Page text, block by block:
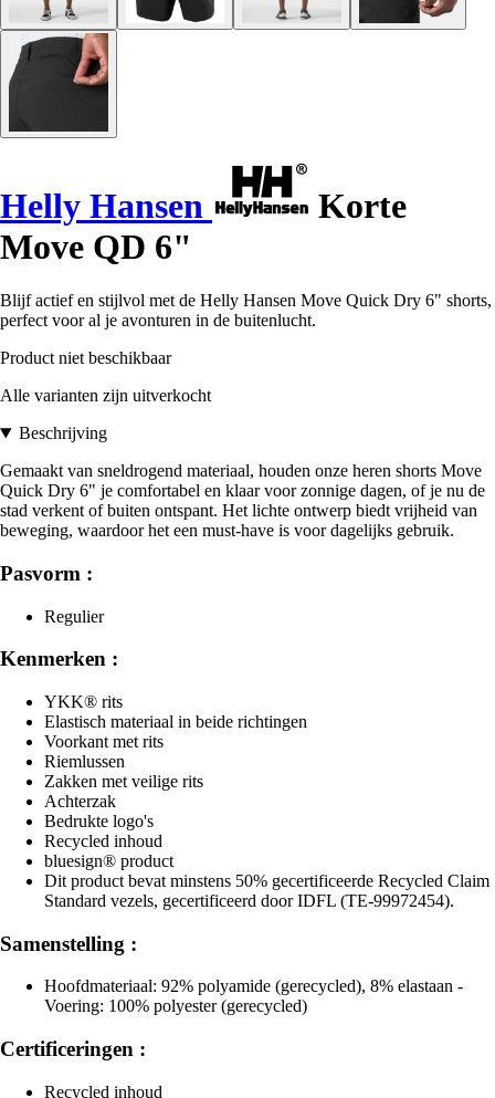
Helly Hansen
Korte
Move QD 6"
Blijf actief en stijlvol met de Helly Hansen Move Quick Dry 6" shorts,
perfect voor al je avonturen in de buitenlucht.
Product niet beschikbaar
Alle varianten zijn uitverkocht
Beschrijving
Gemaakt van sneldrogend materiaal, houden onze heren shorts Move
Quick Dry 6" je comfortabel en klaar voor zonnige dagen, of je nu de
stad verkent of buiten ontspant. Het lichte ontwerp biedt vrijheid van
beweging, waardoor het een must-have is voor dagelijks gebruik.
Pasvorm :
Regulier
Kenmerken :
YKK® rits
Elastisch materiaal in beide richtingen
Voorkant met rits
Riemlussen
Zakken met veilige rits
Achterzak
Bedrukte logo's
Recycled inhoud
bluesign® product
Dit product bevat minstens 50% gecertificeerde Recycled Claim
Standard vezels, gecertificeerd door IDFL (TE-99972454).
Samenstelling :
Hoofdmateriaal: 92% polyamide (gerecycled), 8% elastaan -
Voering: 100% polyester (gerecycled)
Certificeringen :
Recycled inhoud